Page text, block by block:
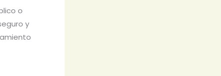
o
y